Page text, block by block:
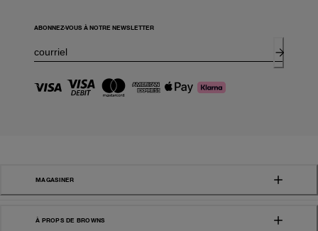
ABONNEZ-VOUS À NOTRE NEWSLETTER
MAGASINER
À PROPS DE BROWNS